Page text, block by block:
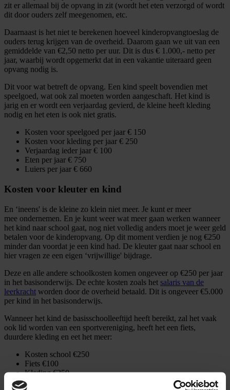
zit er allemaal bij de opvang in zit (wordt het eten verzorgd of wordt
dit door ouders zelf meegenomen, etc.
Daarnaast is het niet te berekenen hoeveel kinderopvangtoeslag de
ouders terug krijgen van de overheid. Daarom gaan we uit van een
gemiddelde van €2,50 netto per uur. Dit is dus € 1.000,- netto per
jaar, waarbij wordt opgemerkt dat in een vakantie uiteraard geen
opvang nodig is.
Dit voor wat betreft de opvang. Een kind speelt bovendien met
speelgoed, wat ook zal moeten worden aangeschaft. Het kind is
jarig en er wordt een verjaardag gevierd, de kleine heeft kleding
nodig en het eten is ook niet gratis.
Kosten voor speelgoed per jaar € 150
Kosten voor kleding per jaar € 250
Verjaardag ieder jaar € 100
Eten per jaar € 750
Luiers per jaar € 660
Kosten voor kleuter en kind
En ‘ineens' is de kleine zo klein niet meer. Je kunt er meer
mee ondernemen. En je kunt weer wat meer gaan werken wanneer
het kind naar school gaat, nog niet volledig anders moet je weer geld
betalen voor de kinderopvang. Op dit moment verdien je nog €250
minder dan voordat je een kind had. De kleuter gaat naar school en
hier vragen ze een eigen ‘vrijwillige' bijdrage.
Deze en alle andere schoolkosten komen ongeveer op €250 per jaar
in het basisonderwijs. De echte kosten zoals het salaris van de
leerkracht worden door de overheid betaald. Dit is ongeveer €5.000
per kind in het basisonderwijs.
Wanneer het kind de basisschoolleeftijd heeft bereikt, zal het vaak
ook lid worden van een sportvereniging, heeft het een fiets,
duurdere kleding en eet het meer:
Kosten school €250
Fiets €100
Kleding €350
Eten €1.500